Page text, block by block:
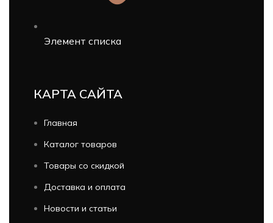
Элемент списка
КАРТА САЙТА
Главная
Каталог товаров
Товары со скидкой
Доставка и оплата
Новости и статьи